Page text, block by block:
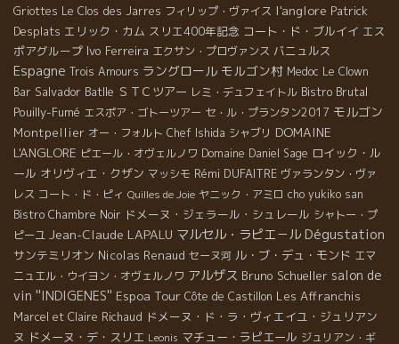
Griottes Le Clos des Jarres フィリップ・ヴァイス l'anglore Patrick
Desplats エリック・カム スリエ400年記念 コート・ド・ブルイイ エス
ポアグループ Ivo Ferreira エクサン・プロヴァンス バニュルス
Espagne Trois Amours ラングロール モルゴン村 Medoc Le Clown
Bar Salvador Batlle ＳＴＣツアー レミ・デュフェイトル Bistro Brutal
Pouilly-Fumé エスポア・ゴトーツアー セ・ル・プランタン2017 モルゴン
Montpellier オー・フォルト Chef Ishida シャブリ DOMAINE
L'ANGLORE ピエール・オヴェルノワ Domaine Daniel Sage ロイック・ル
ール オリヴィエ・クザン マッシモ Rémi DUFAITRE ヴァランタン・ヴァ
レス コート・ド・ピィ Quilles de Joie ヤニック・アミロ cho yukiko san
Bistro Chambre Noir ドメーヌ・ジェラール・シュレール シャトー・プ
ピーユ Jean-Claude LAPALU マルセル・ラピエ－ル Dégustation
サンテミリオン Nicolas Renaud セーヌ河 ル・ブ・デュ・モンド エマ
ニュエル・ウイヨン・オヴェルノワ アルザス Bruno Schueller salon de
vin ''INDIGENES'' Espoa Tour Côte de Castillon Les Affranchis
Marcel et Claire Richaud ドメーヌ・ド・ラ・ヴィエイユ・ジュリアン
ヌ ドメーヌ・デ・スリエ Leonis マチュー・ラピエール ジュリアン・ギ